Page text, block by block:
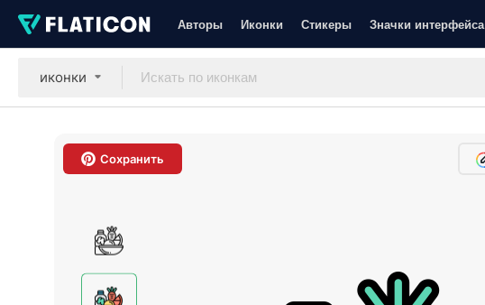
Авторы Иконки Стикеры Значки интерфейса
иконки
Сохранить